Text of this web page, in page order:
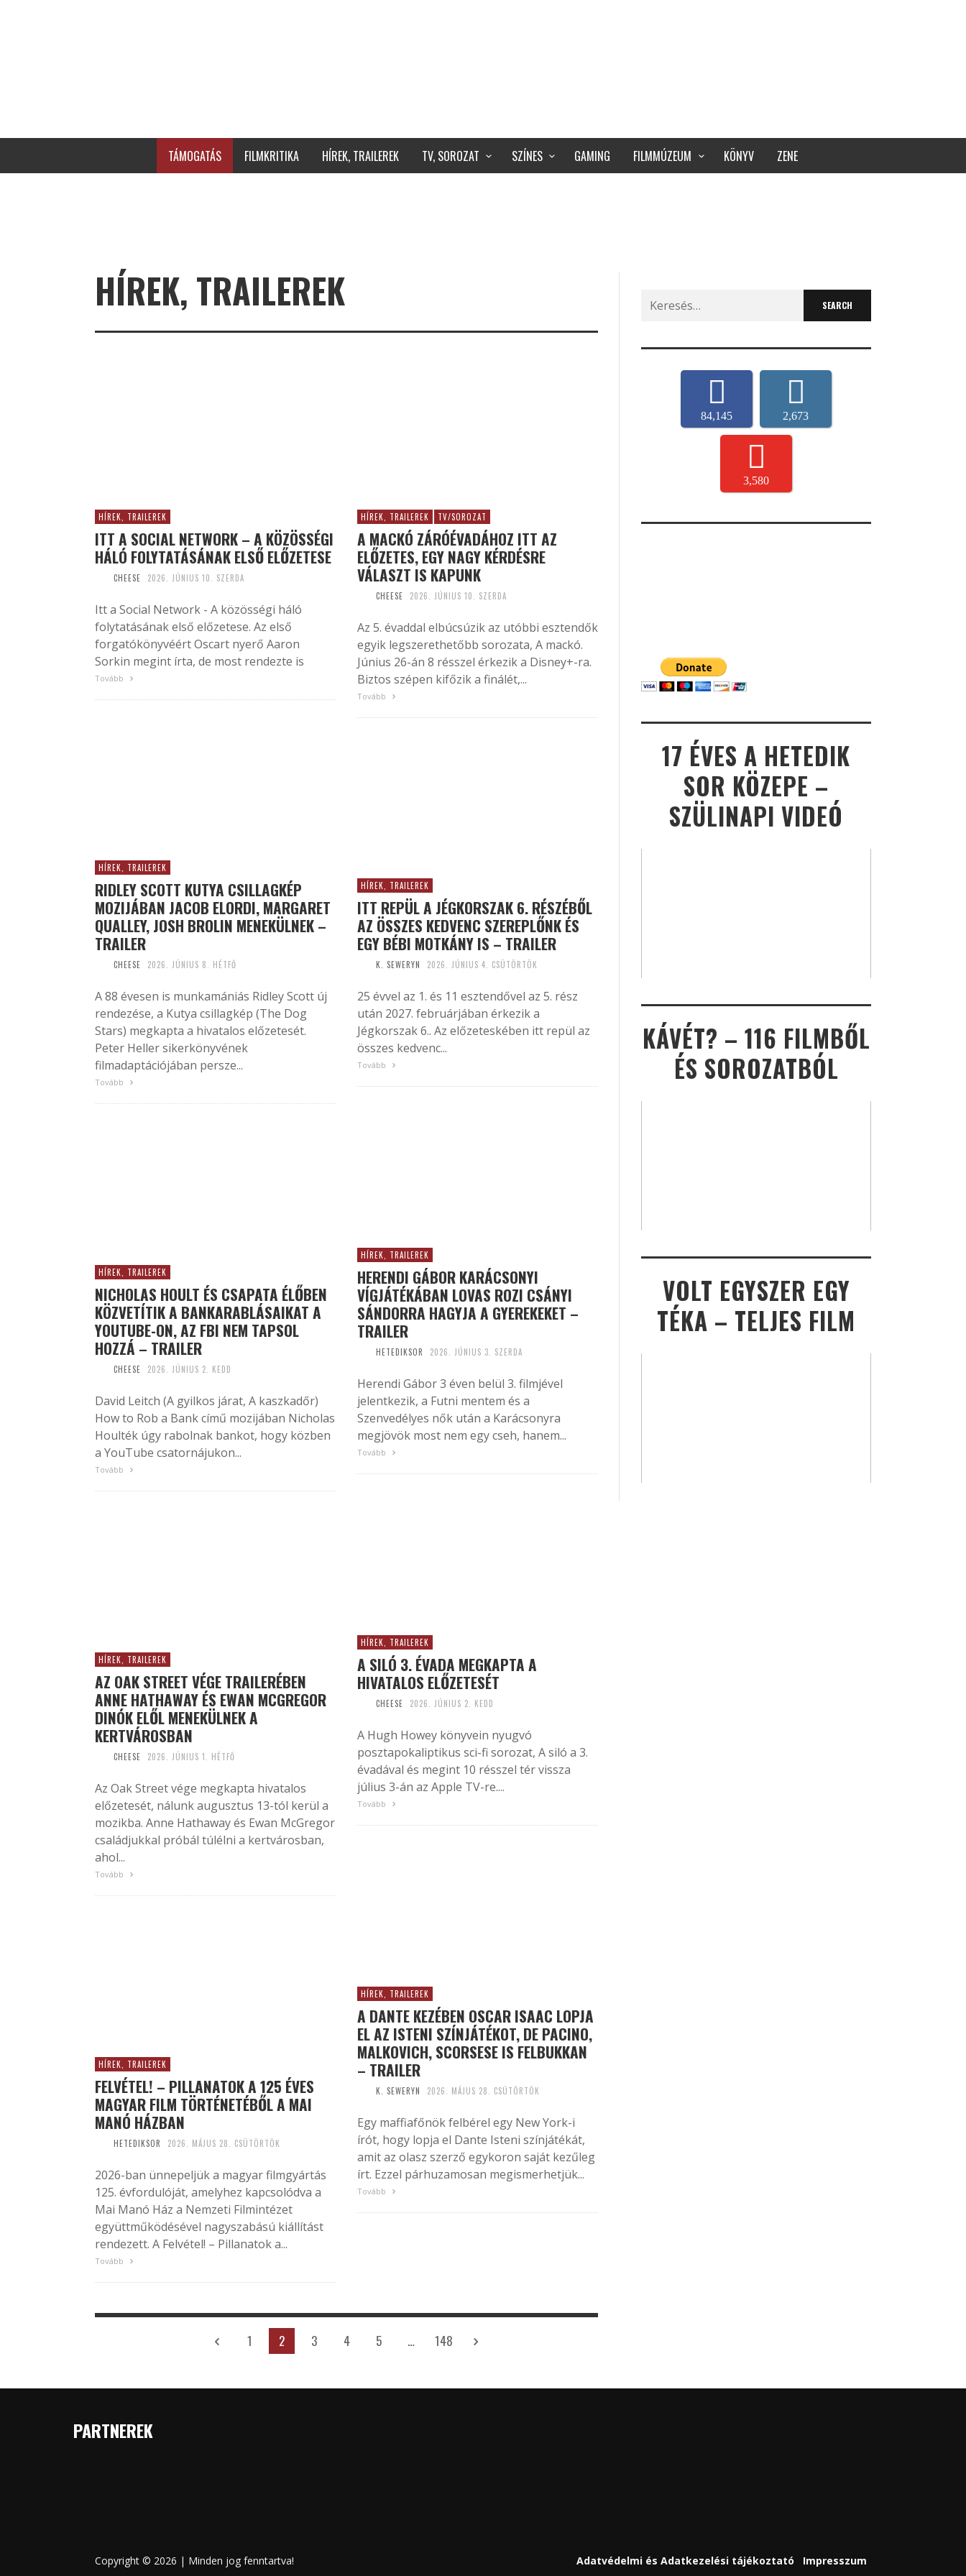
TÁMOGATÁS FILMKRITIKA HÍREK, TRAILEREK TV, SOROZAT SZÍNES GAMING FILMMÚZEUM KÖNYV ZENE
HÍREK, TRAILEREK
HÍREK, TRAILEREK
ITT A SOCIAL NETWORK – A KÖZÖSSÉGI
HÁLÓ FOLYTATÁSÁNAK ELSŐ ELŐZETESE
CHEESE 2026. JÚNIUS 10. SZERDA
Itt a Social Network - A közösségi háló
folytatásának első előzetese. Az első
forgatókönyvéért Oscart nyerő Aaron
Sorkin megint írta, de most rendezte is
Tovább
HÍREK, TRAILEREK TV/SOROZAT
A MACKÓ ZÁRÓÉVADÁHOZ ITT AZ
ELŐZETES, EGY NAGY KÉRDÉSRE
VÁLASZT IS KAPUNK
CHEESE 2026. JÚNIUS 10. SZERDA
Az 5. évaddal elbúcsúzik az utóbbi esztendők
egyik legszerethetőbb sorozata, A mackó.
Június 26-án 8 résszel érkezik a Disney+-ra.
Biztos szépen kifőzik a finálét,...
Tovább
HÍREK, TRAILEREK
RIDLEY SCOTT KUTYA CSILLAGKÉP
MOZIJÁBAN JACOB ELORDI, MARGARET
QUALLEY, JOSH BROLIN MENEKÜLNEK –
TRAILER
CHEESE 2026. JÚNIUS 8. HÉTFŐ
A 88 évesen is munkamániás Ridley Scott új
rendezése, a Kutya csillagkép (The Dog
Stars) megkapta a hivatalos előzetesét.
Peter Heller sikerkönyvének
filmadaptációjában persze...
Tovább
HÍREK, TRAILEREK
ITT REPÜL A JÉGKORSZAK 6. RÉSZÉBŐL
AZ ÖSSZES KEDVENC SZEREPLŐNK ÉS
EGY BÉBI MOTKÁNY IS – TRAILER
K. SEWERYN 2026. JÚNIUS 4. CSÜTÖRTÖK
25 évvel az 1. és 11 esztendővel az 5. rész
után 2027. februárjában érkezik a
Jégkorszak 6.. Az előzeteskében itt repül az
összes kedvenc...
Tovább
HÍREK, TRAILEREK
HERENDI GÁBOR KARÁCSONYI
VÍGJÁTÉKÁBAN LOVAS ROZI CSÁNYI
SÁNDORRA HAGYJA A GYEREKEKET –
TRAILER
HETEDIKSOR 2026. JÚNIUS 3. SZERDA
Herendi Gábor 3 éven belül 3. filmjével
jelentkezik, a Futni mentem és a
Szenvedélyes nők után a Karácsonyra
megjövök most nem egy cseh, hanem...
Tovább
HÍREK, TRAILEREK
NICHOLAS HOULT ÉS CSAPATA ÉLŐBEN
KÖZVETÍTIK A BANKARABLÁSAIKAT A
YOUTUBE-ON, AZ FBI NEM TAPSOL
HOZZÁ – TRAILER
CHEESE 2026. JÚNIUS 2. KEDD
David Leitch (A gyilkos járat, A kaszkadőr)
How to Rob a Bank című mozijában Nicholas
Houlték úgy rabolnak bankot, hogy közben
a YouTube csatornájukon...
Tovább
HÍREK, TRAILEREK
A SILÓ 3. ÉVADA MEGKAPTA A
HIVATALOS ELŐZETESÉT
CHEESE 2026. JÚNIUS 2. KEDD
A Hugh Howey könyvein nyugvó
posztapokaliptikus sci-fi sorozat, A siló a 3.
évadával és megint 10 résszel tér vissza
július 3-án az Apple TV-re....
Tovább
HÍREK, TRAILEREK
AZ OAK STREET VÉGE TRAILERÉBEN
ANNE HATHAWAY ÉS EWAN MCGREGOR
DINÓK ELŐL MENEKÜLNEK A
KERTVÁROSBAN
CHEESE 2026. JÚNIUS 1. HÉTFŐ
Az Oak Street vége megkapta hivatalos
előzetesét, nálunk augusztus 13-tól kerül a
mozikba. Anne Hathaway és Ewan McGregor
családjukkal próbál túlélni a kertvárosban,
ahol...
Tovább
HÍREK, TRAILEREK
A DANTE KEZÉBEN OSCAR ISAAC LOPJA
EL AZ ISTENI SZÍNJÁTÉKOT, DE PACINO,
MALKOVICH, SCORSESE IS FELBUKKAN
– TRAILER
K. SEWERYN 2026. MÁJUS 28. CSÜTÖRTÖK
Egy maffiafőnök felbérel egy New York-i
írót, hogy lopja el Dante Isteni színjátékát,
amit az olasz szerző egykoron saját kezűleg
írt. Ezzel párhuzamosan megismerhetjük...
Tovább
HÍREK, TRAILEREK
FELVÉTEL! – PILLANATOK A 125 ÉVES
MAGYAR FILM TÖRTÉNETÉBŐL A MAI
MANÓ HÁZBAN
HETEDIKSOR 2026. MÁJUS 28. CSÜTÖRTÖK
2026-ban ünnepeljük a magyar filmgyártás
125. évfordulóját, amelyhez kapcsolódva a
Mai Manó Ház a Nemzeti Filmintézet
együttműködésével nagyszabású kiállítást
rendezett. A Felvétel! – Pillanatok a...
Tovább
1 2 3 4 5 … 148
Search
for:
84,145 2,673
3,580
17 ÉVES A HETEDIK
SOR KÖZEPE –
SZÜLINAPI VIDEÓ
KÁVÉT? – 116 FILMBŐL
ÉS SOROZATBÓL
VOLT EGYSZER EGY
TÉKA – TELJES FILM
PARTNEREK
Copyright © 2026 | Minden jog fenntartva! Adatvédelmi és Adatkezelési tájékoztató Impresszum